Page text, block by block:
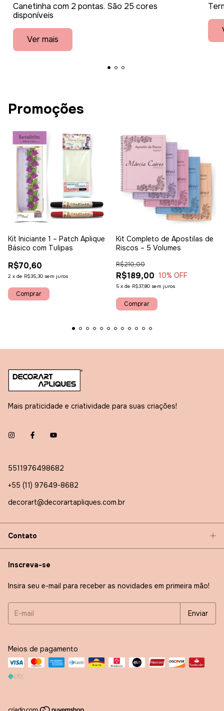
Canetinha com 2 pontas. São 25 cores
disponíveis
Ver mais
Promoções
Kit Iniciante 1 – Patch Aplique
Básico com Tulipas
R$70,60
2 x de R$35,30 sem juros
Kit Completo de Apostilas de
Riscos – 5 Volumes
R$189,00
R$210,00
10% OFF
5 x de R$37,80 sem juros
Mais praticidade e criatividade para suas criações!
5511976498682
+55 (11) 97649-8682
decorart@decorartapliques.com.br
Contato
Inscreva-se
Insira seu e-mail para receber as novidades em primeira mão!
Meios de pagamento